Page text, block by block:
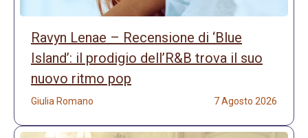
Ravyn Lenae – Recensione di ‘Blue
Island’: il prodigio dell’R&B trova il suo
nuovo ritmo pop
Giulia Romano 7 Agosto 2026